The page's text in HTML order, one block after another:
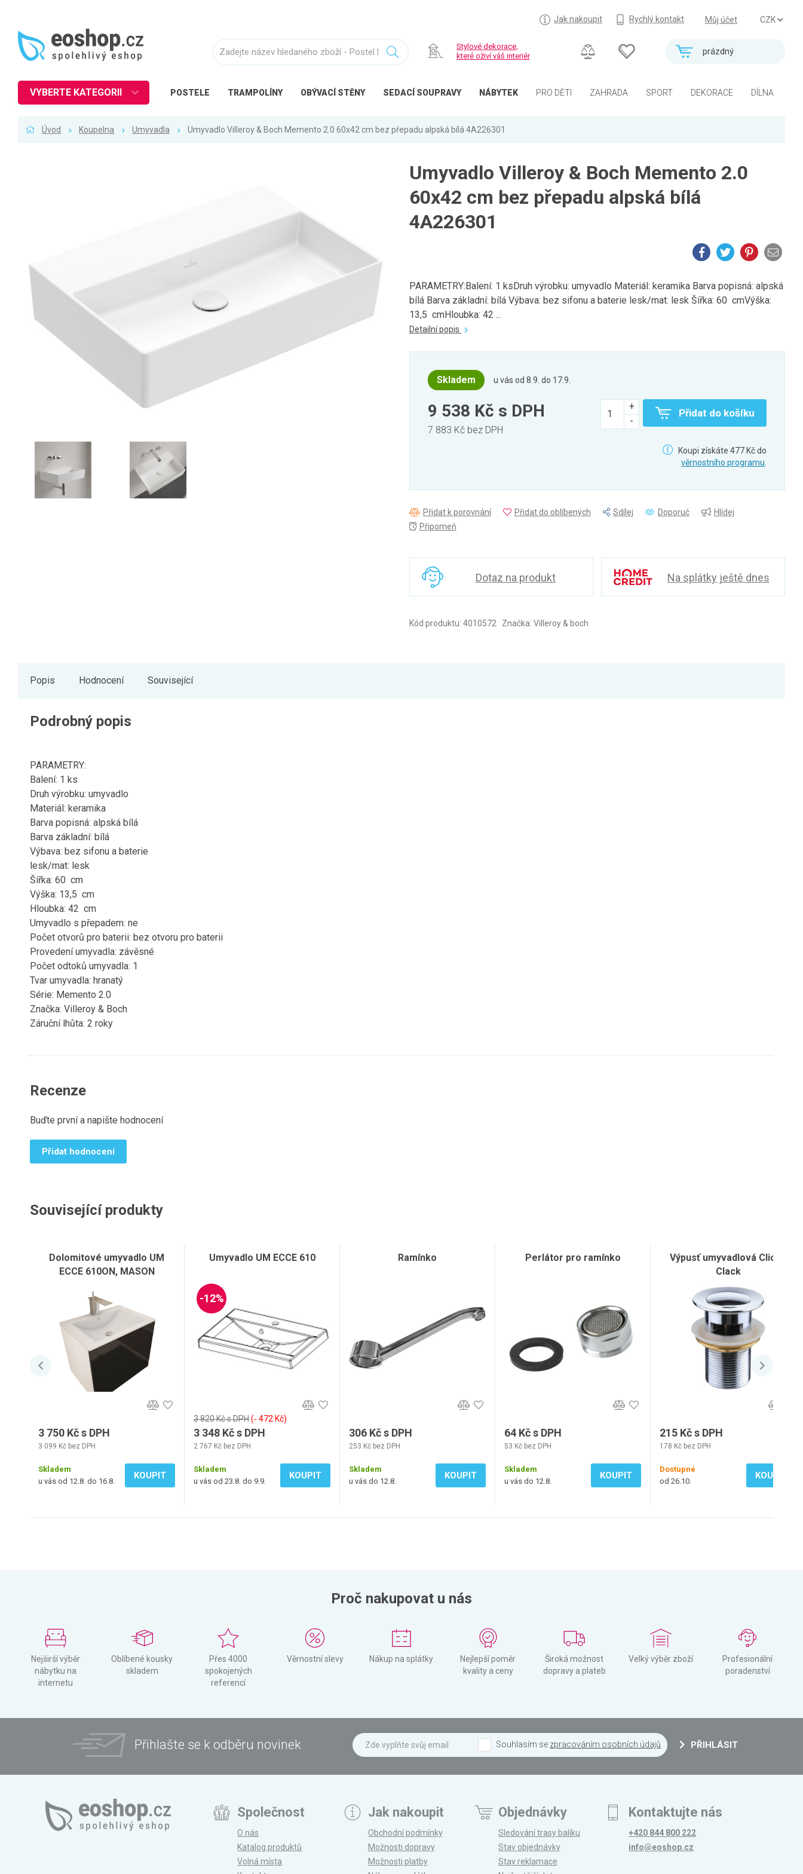
Můj účet
Jak nakoupit Rychlý kontakt
prázdný
Stylové dekorace,
které oživí váš interiér
POSTELE TRAMPOLÍNY OBÝVACÍ STĚNY SEDACÍ SOUPRAVY NÁBYTEK PRO DĚTI ZAHRADA SPORT DEKORACE DÍLNA
VYBERTE KATEGORII
Zahrada
Balkon a terasa
Auto-moto
Dekorace
Textil, koberce
Všechny kategorie
Úvod Koupelna Umyvadla Umyvadlo Villeroy & Boch Memento 2.0 60x42 cm bez přepadu alpská bílá 4A226301
Umyvadlo Villeroy & Boch Memento 2.0
60x42 cm bez přepadu alpská bílá
4A226301
PARAMETRY:Balení: 1 ksDruh výrobku: umyvadlo Materiál: keramika Barva popisná: alpská
bílá Barva základní: bílá Výbava: bez sifonu a baterie lesk/mat: lesk Šířka: 60 cmVýška:
13,5 cmHloubka: 42 ...
Detailní popis
Skladem u vás od 8.9. do 17.9.
9 538 Kč s DPH
7 883 Kč bez DPH
Přidat do košíku
Koupi získáte 477 Kč do
věrnostního programu
Přidat k porovnání Přidat do oblíbených Sdílej Doporuč
Hlídej
Připomeň
Dotaz na produkt Na splátky ještě dnes
Kód produktu: 4010572 Značka: Villeroy & boch
Popis Hodnocení Související
Podrobný popis
PARAMETRY:
Balení: 1 ks
Druh výrobku: umyvadlo
Materiál: keramika
Barva popisná: alpská bílá
Barva základní: bílá
Výbava: bez sifonu a baterie
lesk/mat: lesk
Šířka: 60 cm
Výška: 13,5 cm
Hloubka: 42 cm
Umyvadlo s přepadem: ne
Počet otvorů pro baterii: bez otvoru pro baterii
Provedení umyvadla: závěsné
Počet odtoků umyvadla: 1
Tvar umyvadla: hranatý
Série: Memento 2.0
Značka: Villeroy & Boch
Záruční lhůta: 2 roky
Recenze
Buďte první a napište hodnocení
Přidat hodnocení
Související produkty
Dolomitové umyvadlo UM
ECCE 610ON, MASON
3 750 Kč s DPH
3 099 Kč bez DPH
Skladem
u vás od 12.8. do 16.8.
KOUPIT
Umyvadlo UM ECCE 610
-12%
3 820 Kč s DPH(‐ 472 Kč)
3 348 Kč s DPH
2 767 Kč bez DPH
Skladem
u vás od 23.8. do 9.9.
KOUPIT
Ramínko
306 Kč s DPH
253 Kč bez DPH
Skladem
u vás do 12.8.
KOUPIT
Perlátor pro ramínko
64 Kč s DPH
53 Kč bez DPH
Skladem
u vás do 12.8.
KOUPIT
Výpusť umyvadlová Click–
Clack
215 Kč s DPH
178 Kč bez DPH
Dostupné
od 26.10.
KOUPIT
Proč nakupovat u nás
Nejširší výběr
nábytku na
internetu
Oblíbené kousky
skladem
Přes 4000
spokojených
referencí
Věrnostní slevy Nákup na splátky
Nejlepší poměr
kvality a ceny
Široká možnost
dopravy a plateb
Velký výběr zboží
Profesionální
poradenství
Přihlašte se k odběru novinek Souhlasím se zpracováním osobních údajů PŘIHLÁSIT
Společnost
O nás
Katalog produktů
Volná místa
Jak nakoupit
Obchodní podmínky
Možnosti dopravy
Možnosti platby
Objednávky
Sledování trasy balíku
Stav objednávky
Stav reklamace
Kontaktujte nás
+420 844 800 222
info@eoshop.cz